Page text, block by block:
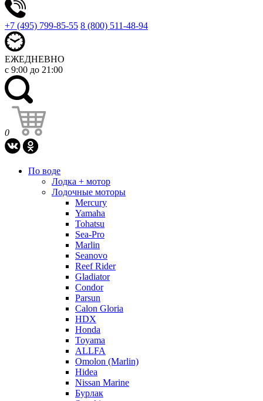
+7 (495) 799-85-55 8 (800) 511-48-94
ЕЖЕДНЕВНО
с 9:00 до 21:00
0
По воде
Лодка + мотор
Лодочные моторы
Mercury
Yamaha
Tohatsu
Sea-Pro
Marlin
Seanovo
Reef Rider
Gladiator
Condor
Parsun
Calon Gloria
HDX
Honda
Toyama
ALLFA
Omolon (Marlin)
Hidea
Nissan Marine
Бурлак